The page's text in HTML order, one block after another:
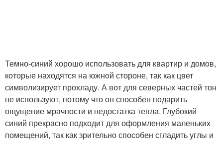
Темно-синий хорошо использовать для квартир и домов,
которые находятся на южной стороне, так как цвет
символизирует прохладу. А вот для северных частей тон
не используют, потому что он способен подарить
ощущение мрачности и недостатка тепла. Глубокий
синий прекрасно подходит для оформления маленьких
помещений, так как зрительно способен сгладить углы и